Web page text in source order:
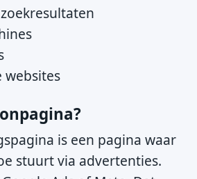
websites
is een pagina waar
stuurt via advertenties.